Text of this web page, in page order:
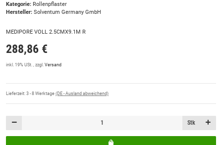
Kategorie: Rollenpflaster
Hersteller: Solventum Germany GmbH
MEDIPORE VOLL 2.5CMX9.1M R
288,86 €
inkl. 19% USt. , zzgl. Versand
Lieferzeit: 3 - 8 Werktage (DE - Ausland abweichend)
Stk